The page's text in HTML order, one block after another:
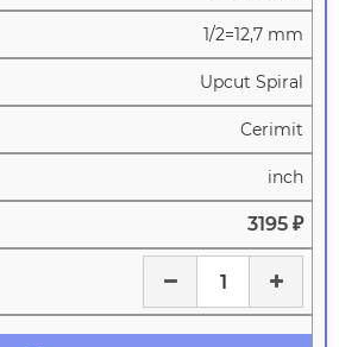
1/2=12,7 mm
Upcut Spiral
Cerimit
inch
3195 ₽